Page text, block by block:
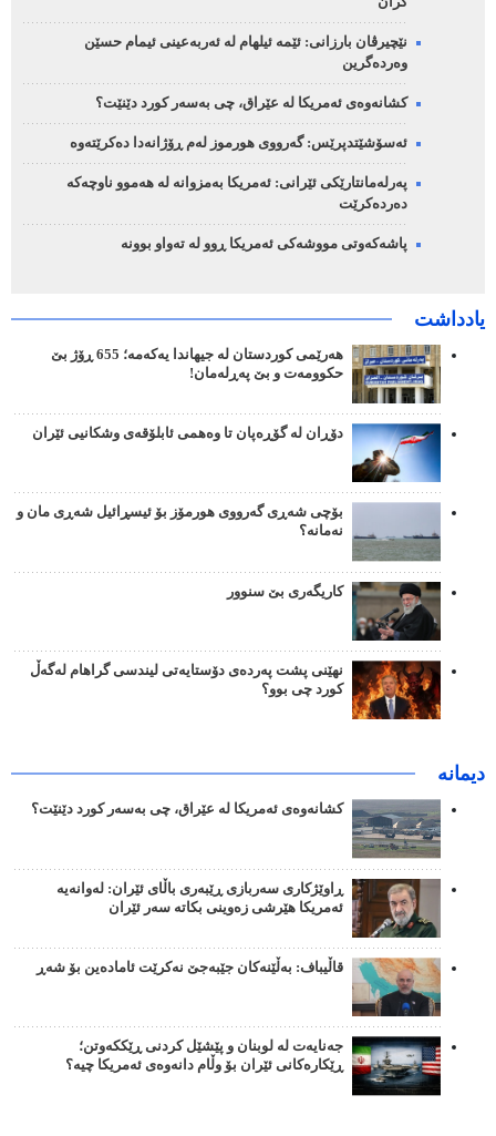
نێچیرڤان بارزانی: ئێمە ئیلهام لە ئەربەعینی ئیمام حسێن
وەردەگرین
کشانەوەی ئەمریکا لە عێراق، چی بەسەر کورد دێنێت؟
ئەسۆشێتدپرێس: گەرووی هورموز لەم ڕۆژانەدا دەکرێتەوە
پەرلەمانتارێکی ئێرانی: ئەمریکا بەمزوانە لە هەموو ناوچەکە
دەردەکرێت
پاشەکەوتی مووشەکی ئەمریکا ڕوو لە تەواو بوونە
یادداشت
هەرێمی کوردستان لە جیهاندا یەکەمە؛ 655 ڕۆژ بێ
حکوومەت و بێ پەڕلەمان!
دۆڕان لە گۆڕەپان تا وەهمی ئابلۆقەی وشکانیی ئێران
بۆچی شەڕی گەرووی هورمۆز بۆ ئیسڕائیل شەڕی مان و
نەمانە؟
کاریگەری بێ سنوور
نهێنی پشت پەردەی دۆستایەتی لیندسی گراهام لەگەڵ
کورد چی بوو؟
دیمانە
کشانەوەی ئەمریکا لە عێراق، چی بەسەر کورد دێنێت؟
ڕاوێژکاری سەربازی ڕێبەری باڵای ئێران: لەوانەیە
ئەمریکا هێرشی زەوینی بکاتە سەر ئێران
قاڵیباف: بەڵێنەکان جێبەجێ نەکرێت ئامادەین بۆ شەڕ
جەنایەت لە لوبنان و پێشێل کردنی ڕێککەوتن؛
ڕێکارەکانی ئێران بۆ وڵام دانەوەی ئەمریکا چیە؟